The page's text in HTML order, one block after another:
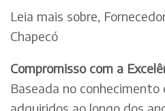
Leia mais sobre,
Chapecó
Compromisso com a
Baseada no conhecimento